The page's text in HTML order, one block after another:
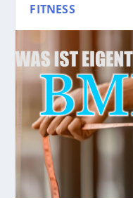
FITNESS